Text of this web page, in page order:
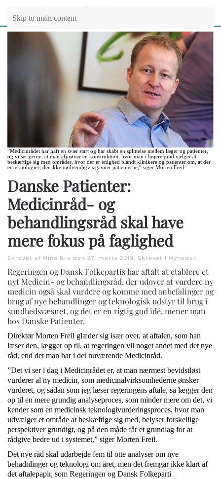
Skip to main content
”Medicinrådet har haft en svær start og har skabt en splittelse mellem læger og patienter,
og vi ser gerne, at man afprøver en konstruktion, hvor man i højere grad vælger at
beskæftige sig med områder, hvor der er enighed blandt klinikere og patienter om, at der
er teknologier, der ikke nødvendigvis gavner patienterne,” siger Morten Freil.
Danske Patienter:
Medicinråd- og
behandlingsråd skal have
mere fokus på faglighed
Skrevet af Nina Bro den 27. marts 2019. Skrevet i Nyheder.
Regeringen og Dansk Folkepartis har aftalt at etablere et
nyt Medicin- og behandlingsråd, der udover at vurdere ny
medicin også skal vurdere og komme med anbefalinger og
brug af nye behandlinger og teknologisk udstyr til brug i
sundhedsvæsnet, og det er en rigtig god idé, mener man
hos Danske Patienter.
Direktør Morten Freil glæder sig især over, at aftalen, som han
læser den, lægger op til, at regeringen vil noget andet med det nye
råd, end det man har i det nuværende Medicinråd.
”Det vi ser i dag i Medicinrådet er, at man nærmest bevidstløst
vurderer al ny medicin, som medicinalvirksomhederne ønsker
vurderet, og sådan som jeg læser regeringens aftale, så lægger den
op til en mere grundig analyseproces, som minder mere om det, vi
kender som en medicinsk teknologivurderingsproces, hvor man
udvælger et område at beskæftige sig med, belyser forskellige
perspektiver grundigt, og på den måde får et grundlag for at
rådgive bedre ud i systemet,” siger Morten Freil.
Det nye råd skal udarbejde fem til otte analyser om nye
behadnlinger og teknologi om året, men det fremgår ikke klart af
det aftalepapir, som Regeringen og Dansk Folkeparti